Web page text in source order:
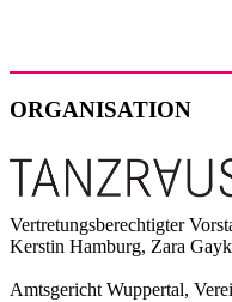
ORGANISATION
Vertretungsberechtigter
Kerstin Hamburg, Zara
Amtsgericht Wuppertal,